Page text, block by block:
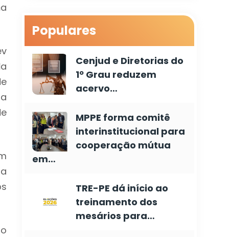
Populares
Cenjud e Diretorias do
1º Grau reduzem
acervo…
MPPE forma comitê
interinstitucional para
cooperação mútua
em…
TRE-PE dá início ao
treinamento dos
mesários para…